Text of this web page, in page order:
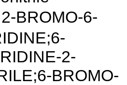
BROMO-6-
2-
BROMO-